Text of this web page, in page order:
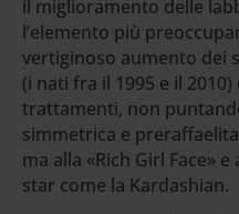
il miglioramento delle
l’elemento più
vertiginoso aumento dei
(i nati fra il 1995 e il
trattamenti, non
simmetrica e
ma alla «Rich Girl Face»
star come la Kardashian.